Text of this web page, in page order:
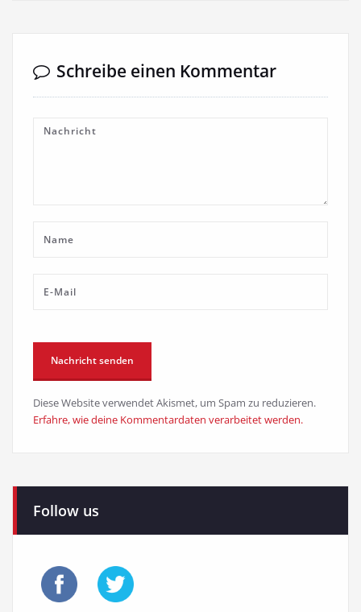
Schreibe einen Kommentar
Diese Website verwendet Akismet, um Spam zu reduzieren.
Erfahre, wie deine Kommentardaten verarbeitet werden.
Follow us